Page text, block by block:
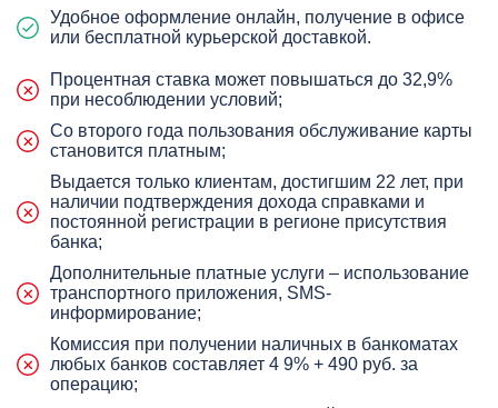
Удобное оформление онлайн, получение в офисе
или бесплатной курьерской доставкой.
Процентная ставка может повышаться до 32,9%
при несоблюдении условий;
Со второго года пользования обслуживание карты
становится платным;
Выдается только клиентам, достигшим 22 лет, при
наличии подтверждения дохода справками и
постоянной регистрации в регионе присутствия
банка;
Дополнительные платные услуги – использование
транспортного приложения, SMS-
информирование;
Комиссия при получении наличных в банкоматах
любых банков составляет 4 9% + 490 руб. за
операцию;